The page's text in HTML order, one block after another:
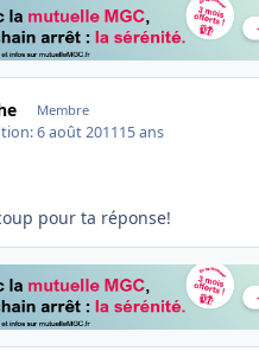
Membre
6 août 201115 ans
pour ta réponse!